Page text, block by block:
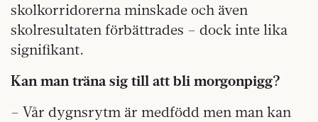
skolkorridorerna minskade och även
skolresultaten förbättrades – dock inte lika
signifikant.
Kan man träna sig till att bli morgonpigg?
– Vår dygnsrytm är medfödd men man kan